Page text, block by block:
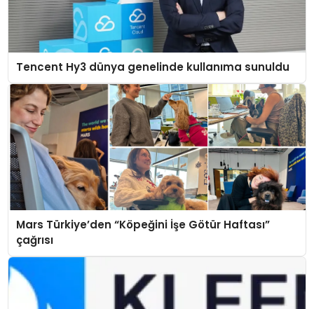
Tencent Hy3 dünya genelinde kullanıma sunuldu
Mars Türkiye’den “Köpeğini İşe Götür Haftası”
çağrısı